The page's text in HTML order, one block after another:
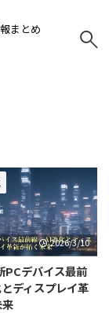
まとめ
2026/3/10
PCデバイス最前
ディスプレイ革